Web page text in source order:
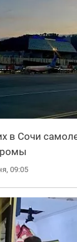
в Сочи
09:05